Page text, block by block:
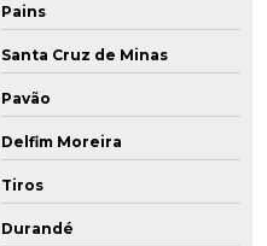
Pains
Santa Cruz de Minas
Pavão
Delfim Moreira
Tiros
Durandé